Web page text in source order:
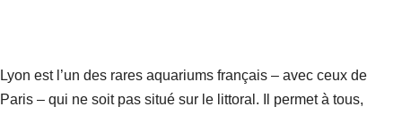
Lyon est l’un des rares aquariums français – avec ceux de
Paris – qui ne soit pas situé sur le littoral. Il permet à tous,